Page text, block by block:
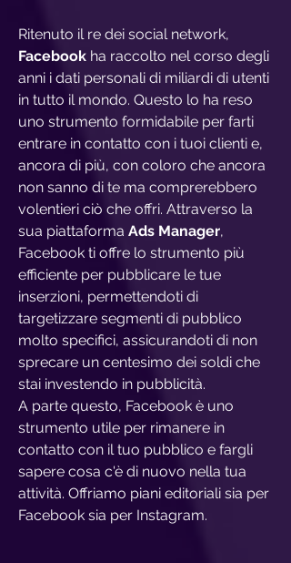
Ritenuto il re dei social network,
Facebook ha raccolto nel corso degli
anni i dati personali di miliardi di utenti
in tutto il mondo. Questo lo ha reso
uno strumento formidabile per farti
entrare in contatto con i tuoi clienti e,
ancora di più, con coloro che ancora
non sanno di te ma comprerebbero
volentieri ciò che offri. Attraverso la
sua piattaforma Ads Manager,
Facebook ti offre lo strumento più
efficiente per pubblicare le tue
inserzioni, permettendoti di
targetizzare segmenti di pubblico
molto specifici, assicurandoti di non
sprecare un centesimo dei soldi che
stai investendo in pubblicità.
A parte questo, Facebook è uno
strumento utile per rimanere in
contatto con il tuo pubblico e fargli
sapere cosa c'è di nuovo nella tua
attività. Offriamo piani editoriali sia per
Facebook sia per Instagram.